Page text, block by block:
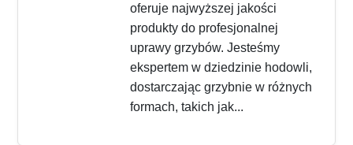
oferuje najwyższej jakości
produkty do profesjonalnej
uprawy grzybów. Jesteśmy
ekspertem w dziedzinie hodowli,
dostarczając grzybnie w różnych
formach, takich jak...